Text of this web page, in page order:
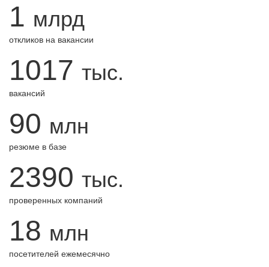
1 млрд
откликов на вакансии
1017 тыс.
вакансий
90 млн
резюме в базе
2390 тыс.
проверенных компаний
18 млн
посетителей ежемесячно